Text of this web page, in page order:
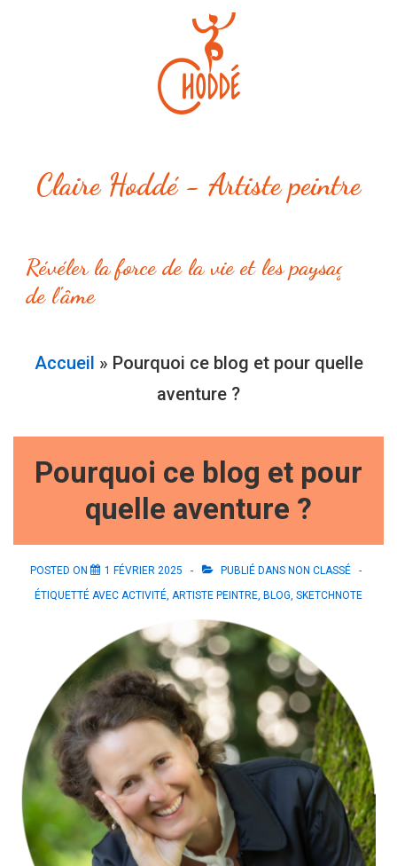
Claire Hoddé - Artiste peintre
Révéler la force de la vie et les paysages
de l'âme
Navigation
Accueil » Pourquoi ce blog et pour quelle
aventure ?
Pourquoi ce blog et pour
quelle aventure ?
POSTED ON 1 FÉVRIER 2025 PUBLIÉ DANS NON CLASSÉ
ÉTIQUETTÉ AVEC ACTIVITÉ, ARTISTE PEINTRE, BLOG, SKETCHNOTE